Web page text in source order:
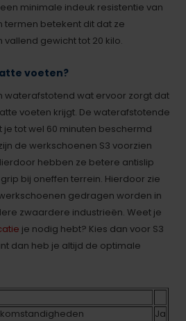
minimale indeuk resistentie van
termen betekent dit dat ze
gewicht tot 20 kilo.
voeten?
waterafstotend wat ervoor zorgt dat
voeten krijgt. De waterafstotende
tot wel 60 minuten beschermd
de werkschoenen S3 voorzien
hebben ze betere antislip
bij oneffen terrein. Hierdoor zie
gedragen worden in
zwaardere industrieën. Weet je
je nodig hebt? Kies dan voor S3
dan heb je altijd de optimale
Ja